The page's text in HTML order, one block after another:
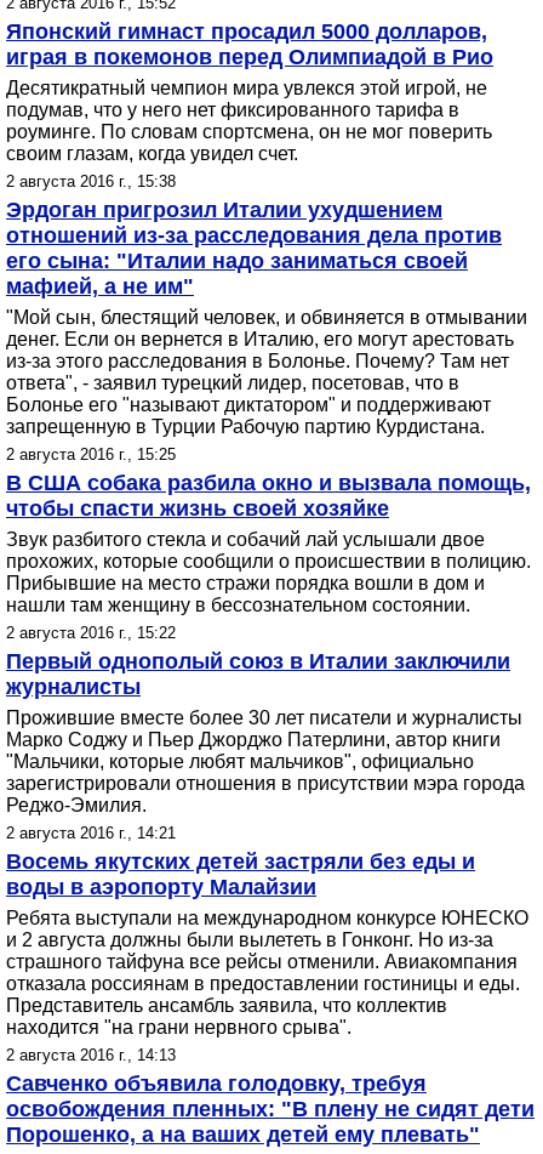
Японский гимнаст просадил 5000 долларов,
играя в покемонов перед Олимпиадой в Рио
Десятикратный чемпион мира увлекся этой игрой, не
подумав, что у него нет фиксированного тарифа в
роуминге. По словам спортсмена, он не мог поверить
своим глазам, когда увидел счет.
2 августа 2016 г., 15:38
Эрдоган пригрозил Италии ухудшением
отношений из-за расследования дела против
его сына: "Италии надо заниматься своей
мафией, а не им"
"Мой сын, блестящий человек, и обвиняется в отмывании
денег. Если он вернется в Италию, его могут арестовать
из-за этого расследования в Болонье. Почему? Там нет
ответа", - заявил турецкий лидер, посетовав, что в
Болонье его "называют диктатором" и поддерживают
запрещенную в Турции Рабочую партию Курдистана.
2 августа 2016 г., 15:25
В США собака разбила окно и вызвала помощь,
чтобы спасти жизнь своей хозяйке
Звук разбитого стекла и собачий лай услышали двое
прохожих, которые сообщили о происшествии в полицию.
Прибывшие на место стражи порядка вошли в дом и
нашли там женщину в бессознательном состоянии.
2 августа 2016 г., 15:22
Первый однополый союз в Италии заключили
журналисты
Прожившие вместе более 30 лет писатели и журналисты
Марко Соджу и Пьер Джорджо Патерлини, автор книги
"Мальчики, которые любят мальчиков", официально
зарегистрировали отношения в присутствии мэра города
Реджо-Эмилия.
2 августа 2016 г., 14:21
Восемь якутских детей застряли без еды и
воды в аэропорту Малайзии
Ребята выступали на международном конкурсе ЮНЕСКО
и 2 августа должны были вылететь в Гонконг. Но из-за
страшного тайфуна все рейсы отменили. Авиакомпания
отказала россиянам в предоставлении гостиницы и еды.
Представитель ансамбль заявила, что коллектив
находится "на грани нервного срыва".
2 августа 2016 г., 14:13
Савченко объявила голодовку, требуя
освобождения пленных: "В плену не сидят дети
Порошенко, а на ваших детей ему плевать"